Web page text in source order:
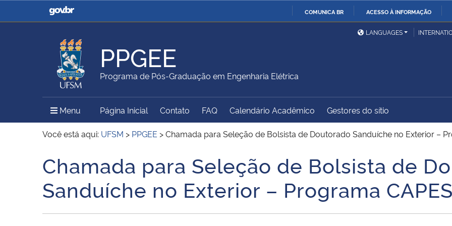
COMUNICA BR ACESSO À INFORMAÇÃO
Casa Civil
Ministério da Justiça e
Ministério da Defesa
Ministério das Relações
Exteriores
Ministério da Agricultura,
Pecuária e Abastecimento
Ministério da Educação
Ministério do Meio Ambiente Ministério do Turismo
Ministério do
Desenvolvimento Regional
Controladoria-Geral da
União
Secretaria de Governo
Gabinete de Segurança
Institucional
Advocacia-Geral da União Banco Central do Brasil
LANGUAGES
PPGEE
Programa de Pós-Graduação em Engenharia Elétrica
Menu Menu Principal do Sítio
Página Inicial Contato FAQ Calendário Acadêmico Gestores do sítio
Você está aqui: UFSM > PPGEE >Chamada para Seleção de Bolsista de Doutorado Sanduíche no Exterior –
Início do conteúdo
Chamada para Seleção de Bolsista de
Sanduíche no Exterior – Programa